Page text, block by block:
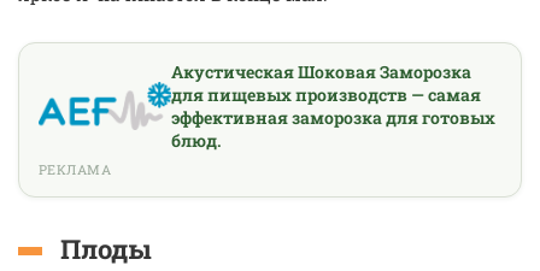
Акустическая Шоковая Заморозка
для пищевых производств — самая
эффективная заморозка для готовых
блюд.
РЕКЛАМА
Плоды